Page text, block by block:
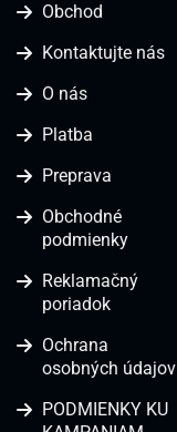
Obchod
Kontaktujte nás
O nás
Platba
Preprava
Obchodné
podmienky
Reklamačný
poriadok
Ochrana
osobných údajov
PODMIENKY KU